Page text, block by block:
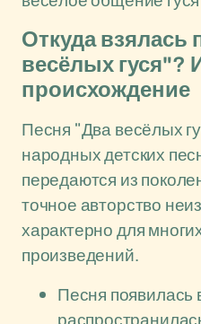
Откуда взялась
весёлых гуся"?
происхождение
Песня "Два весёлых
народных детских
передаются из
точное авторство
характерно для
произведений.
Песня появилась